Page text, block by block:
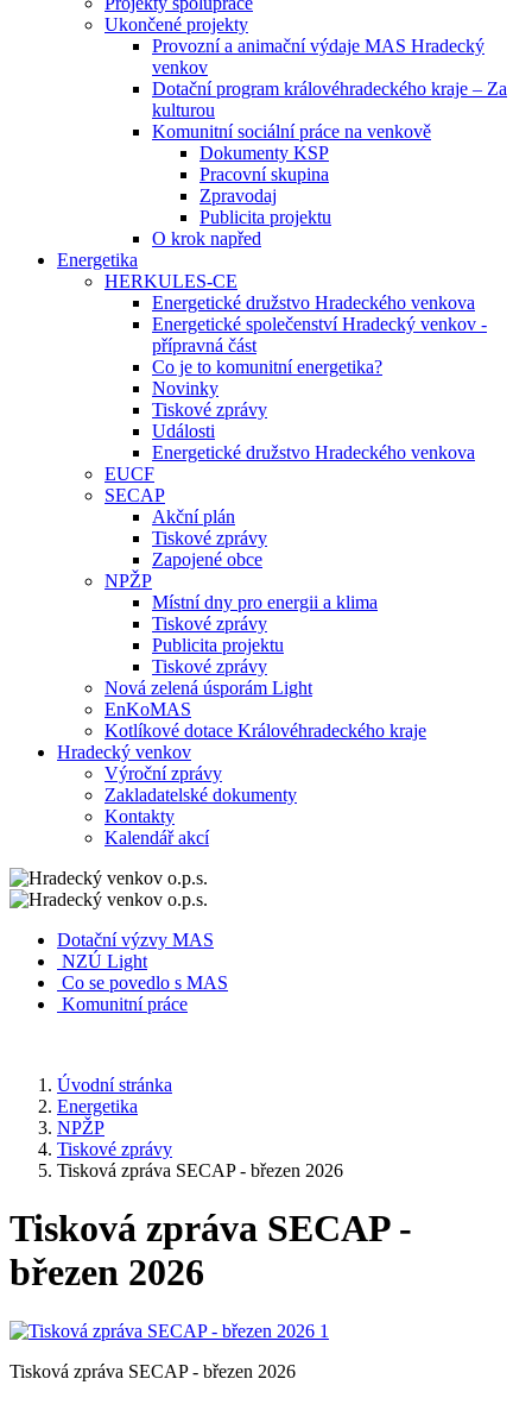
Ukončené projekty
Provozní a animační výdaje MAS Hradecký
venkov
Dotační program královéhradeckého kraje – Za
kulturou
Komunitní sociální práce na venkově
Dokumenty KSP
Pracovní skupina
Zpravodaj
Publicita projektu
O krok napřed
Energetika
HERKULES-CE
Energetické družstvo Hradeckého venkova
Energetické společenství Hradecký venkov -
přípravná část
Co je to komunitní energetika?
Novinky
Tiskové zprávy
Události
Energetické družstvo Hradeckého venkova
EUCF
SECAP
Akční plán
Tiskové zprávy
Zapojené obce
NPŽP
Místní dny pro energii a klima
Tiskové zprávy
Publicita projektu
Tiskové zprávy
Nová zelená úsporám Light
EnKoMAS
Kotlíkové dotace Královéhradeckého kraje
Hradecký venkov
Výroční zprávy
Zakladatelské dokumenty
Kontakty
Kalendář akcí
Dotační výzvy MAS
NZÚ Light
Co se povedlo s MAS
Komunitní práce
Úvodní stránka
Energetika
NPŽP
Tiskové zprávy
Tisková zpráva SECAP - březen 2026
Tisková zpráva SECAP -
březen 2026
Tisková zpráva SECAP - březen 2026